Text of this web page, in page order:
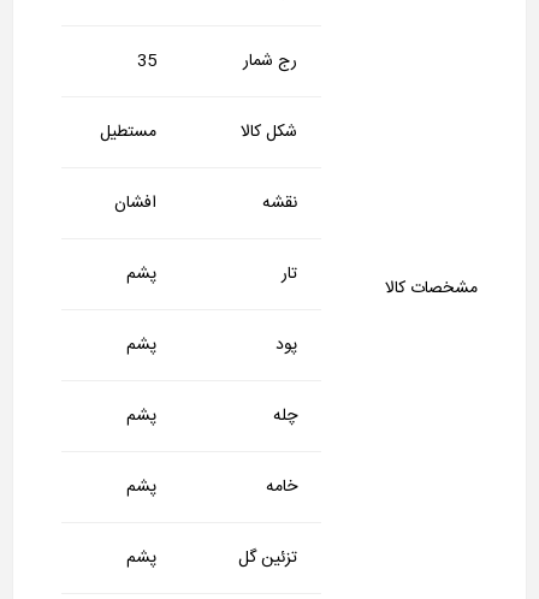
مشخصات کالا
رج شمار 35
شکل کالا مستطیل
نقشه افشان
تار پشم
پود پشم
چله پشم
خامه پشم
تزئین گل پشم